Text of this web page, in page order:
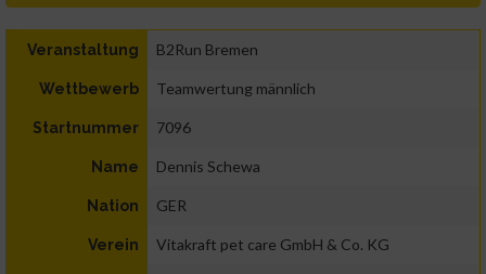
Veranstaltung B2Run Bremen
Wettbewerb Teamwertung männlich
Startnummer 7096
Name Dennis Schewa
Nation GER
Verein Vitakraft pet care GmbH & Co. KG